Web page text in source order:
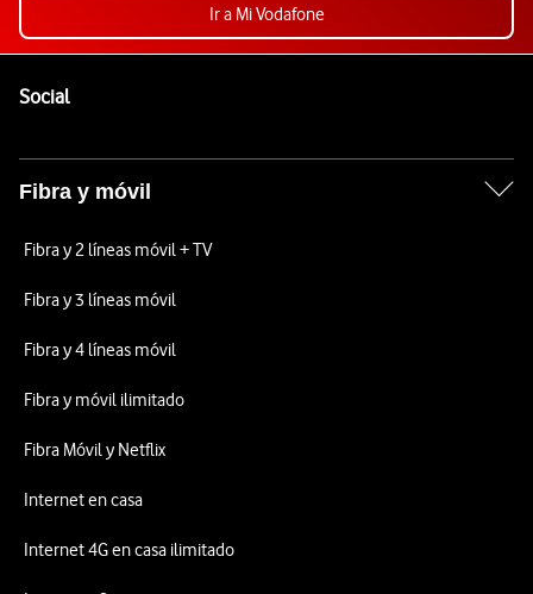
Ir a Mi Vodafone
SocialEnlaces a las redes sociales de Vodafone
Fibra y móvil
Fibra y 2 líneas móvil + TV
Fibra y 3 líneas móvil
Fibra y 4 líneas móvil
Fibra y móvil ilimitado
Fibra Móvil y Netflix
Internet en casa
Internet 4G en casa ilimitado